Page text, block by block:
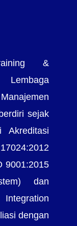
&
sejak
Akreditasi
9001:2015
dan
dengan